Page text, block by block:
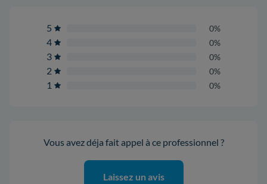
5 0%
4 0%
3 0%
2 0%
1 0%
Vous avez déja fait appel à ce professionnel ?
Laissez un avis